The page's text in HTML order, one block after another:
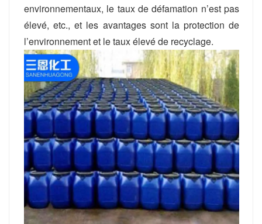
environnementaux, le taux de défamation n’est pas
élevé, etc., et les avantages sont la protection de
l’environnement et le taux élevé de recyclage.